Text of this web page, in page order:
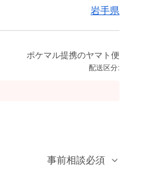
岩手県
ポケマル提携のヤマト便
配送区分:
事前相談必須